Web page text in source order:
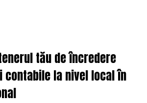
tău de încredere
la nivel local în